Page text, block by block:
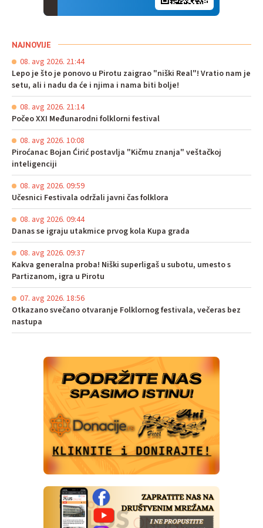
NAJNOVIJE
08. avg 2026. 21:44
Lepo je što je ponovo u Pirotu zaigrao "niški Real"! Vratio nam je
setu, ali i nadu da će i njima i nama biti bolje!
08. avg 2026. 21:14
Počeo XXI Međunarodni folklorni festival
08. avg 2026. 10:08
Piroćanac Bojan Ćirić postavlja "Kičmu znanja" veštačkoj
inteligenciji
08. avg 2026. 09:59
Učesnici Festivala održali javni čas folklora
08. avg 2026. 09:44
Danas se igraju utakmice prvog kola Kupa grada
08. avg 2026. 09:37
Kakva generalna proba! Niški superligaš u subotu, umesto s
Partizanom, igra u Pirotu
07. avg 2026. 18:56
Otkazano svečano otvaranje Folklornog festivala, večeras bez
nastupa